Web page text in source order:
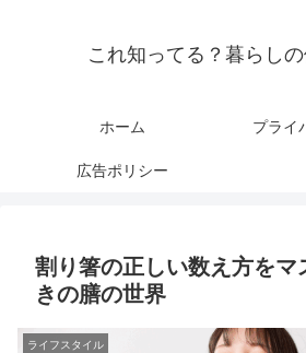
これ知ってる？暮らし
ホーム プライ
広告ポリシー
割り箸の正しい数え方をマ
きの膳の世界
ライフスタイル